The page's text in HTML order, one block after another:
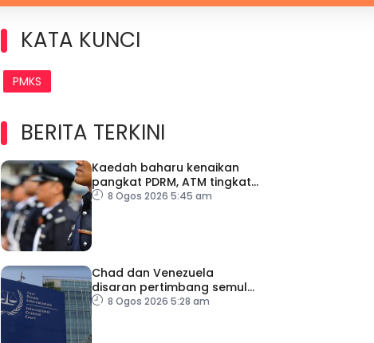
KATA KUNCI
PMKS
BERITA TERKINI
Kaedah baharu kenaikan
pangkat PDRM, ATM tingkat
profesionalisme, perkukuh
8 Ogos 2026 5:45 am
Chad dan Venezuela
disaran pertimbang semula
keputusan tarik diri
8 Ogos 2026 5:28 am